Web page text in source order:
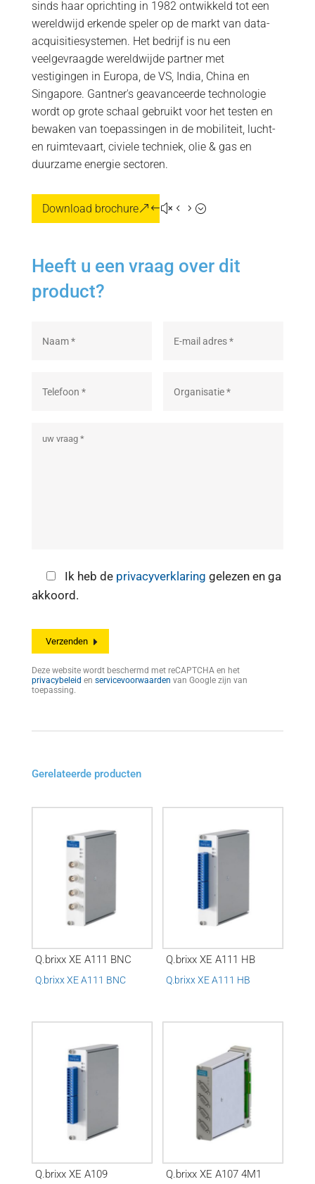
sinds haar oprichting in 1982 ontwikkeld tot een
wereldwijd erkende speler op de markt van data-
acquisitiesystemen. Het bedrijf is nu een
veelgevraagde wereldwijde partner met
vestigingen in Europa, de VS, India, China en
Singapore. Gantner's geavanceerde technologie
wordt op grote schaal gebruikt voor het testen en
bewaken van toepassingen in de mobiliteit, lucht-
en ruimtevaart, civiele techniek, olie & gas en
duurzame energie sectoren.
Download brochure
Heeft u een vraag over dit
product?
Ik heb de privacyverklaring gelezen en ga
akkoord.
Deze website wordt beschermd met reCAPTCHA en het
privacybeleid en servicevoorwaarden van Google zijn van
toepassing.
Gerelateerde producten
Q.brixx XE A111 BNC
Q.brixx XE A111 BNC
Q.brixx XE A111 HB
Q.brixx XE A111 HB
Q.brixx XE A109 Q.brixx XE A107 4M1